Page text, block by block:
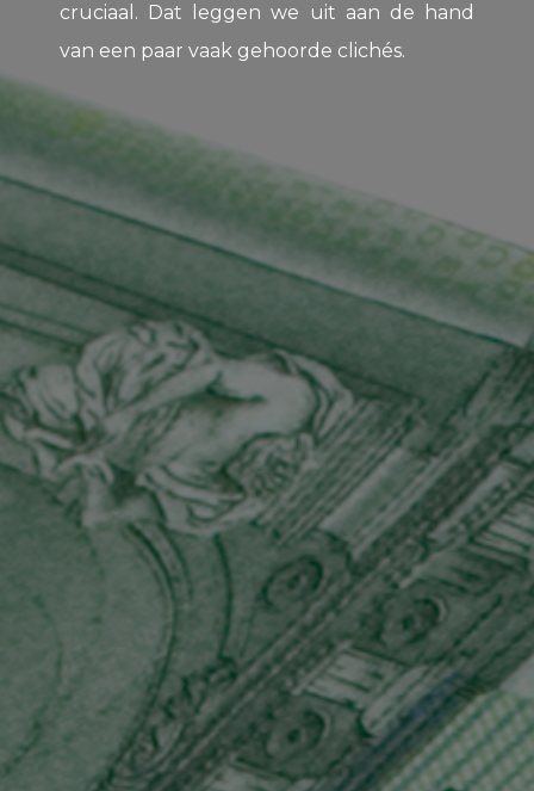
cruciaal. Dat leggen we uit aan de hand
van een paar vaak gehoorde clichés.